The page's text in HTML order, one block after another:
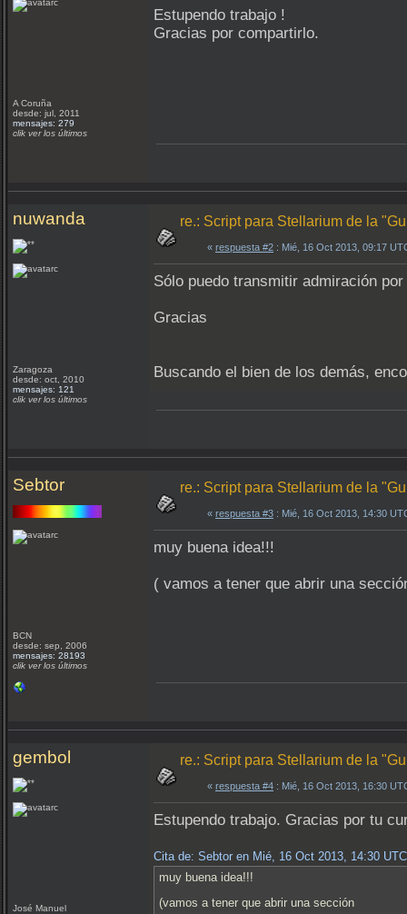
A Coruña
desde: jul, 2011
mensajes: 279
clik ver los últimos
Estupendo trabajo !
Gracias por compartirlo.
nuwanda
Zaragoza
desde: oct, 2010
mensajes: 121
clik ver los últimos
re.: Script para Stellarium de la
« respuesta #2 : Mié, 16 Oct 2013, 09:17
Sólo puedo transmitir admiración
Gracias
Buscando el bien de los demás,
Sebtor
BCN
desde: sep, 2006
mensajes: 28193
clik ver los últimos
re.: Script para Stellarium de la
« respuesta #3 : Mié, 16 Oct 2013, 14:30
muy buena idea!!!
( vamos a tener que abrir una
gembol
José Manuel
re.: Script para Stellarium de la
« respuesta #4 : Mié, 16 Oct 2013, 16:30
Estupendo trabajo. Gracias por tu
Cita de: Sebtor en Mié, 16 Oct 2013, 14:30 UTC
muy buena idea!!!
(vamos a tener que abrir una sección